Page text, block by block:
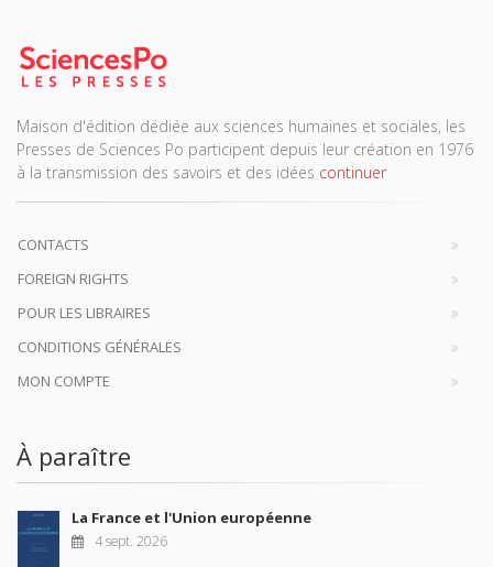
Maison d'édition dédiée aux sciences humaines et sociales, les
Presses de Sciences Po participent depuis leur création en 1976
à la transmission des savoirs et des idées continuer
CONTACTS
FOREIGN RIGHTS
POUR LES LIBRAIRES
CONDITIONS GÉNÉRALES
MON COMPTE
À paraître
La France et l'Union européenne
4 sept. 2026